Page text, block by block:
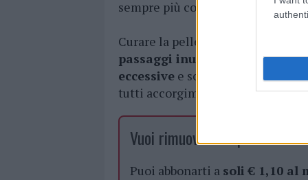
sempre più consensi tra i
Curare la pelle in modo naturale
passaggi inutili
, dettati da
eccessive e scegliere ciò che
tutti accorgimenti utili e che
Vuoi rimuovere le pubblicità
Puoi abbonarti a soli € 1,10 al